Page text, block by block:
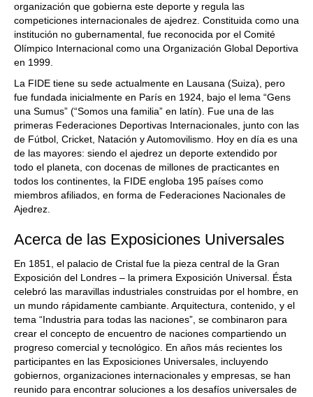
organización que gobierna este deporte y regula las
competiciones internacionales de ajedrez. Constituida como una
institución no gubernamental, fue reconocida por el Comité
Olímpico Internacional como una Organización Global Deportiva
en 1999.
La FIDE tiene su sede actualmente en Lausana (Suiza), pero
fue fundada inicialmente en París en 1924, bajo el lema “Gens
una Sumus” (“Somos una familia” en latín). Fue una de las
primeras Federaciones Deportivas Internacionales, junto con las
de Fútbol, Cricket, Natación y Automovilismo. Hoy en día es una
de las mayores: siendo el ajedrez un deporte extendido por
todo el planeta, con docenas de millones de practicantes en
todos los continentes, la FIDE engloba 195 países como
miembros afiliados, en forma de Federaciones Nacionales de
Ajedrez.
Acerca de las Exposiciones Universales
En 1851, el palacio de Cristal fue la pieza central de la Gran
Exposición del Londres – la primera Exposición Universal. Ésta
celebró las maravillas industriales construidas por el hombre, en
un mundo rápidamente cambiante. Arquitectura, contenido, y el
tema “Industria para todas las naciones”, se combinaron para
crear el concepto de encuentro de naciones compartiendo un
progreso comercial y tecnológico. En años más recientes los
participantes en las Exposiciones Universales, incluyendo
gobiernos, organizaciones internacionales y empresas, se han
reunido para encontrar soluciones a los desafíos universales de